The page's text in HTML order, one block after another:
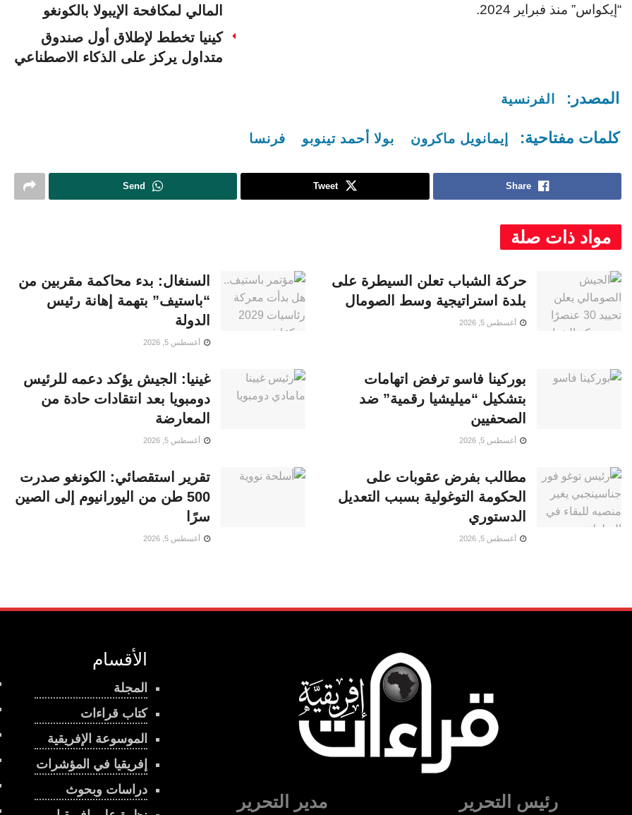
المالي لمكافحة الإيبولا بالكونغو
كينيا تخطط لإطلاق أول صندوق
متداول يركز على الذكاء الاصطناعي
“إيكواس” منذ فبراير 2024.
المصدر: الفرنسية
كلمات مفتاحية: إيمانويل ماكرون بولا أحمد تينوبو فرنسا
Share
Tweet
Send
مواد ذات صلة
حركة الشباب تعلن السيطرة على
بلدة استراتيجية وسط الصومال
أغسطس 5, 2026
السنغال: بدء محاكمة مقربين من
“باستيف” بتهمة إهانة رئيس
الدولة
أغسطس 5, 2026
بوركينا فاسو ترفض اتهامات
بتشكيل “ميليشيا رقمية” ضد
الصحفيين
أغسطس 5, 2026
غينيا: الجيش يؤكد دعمه للرئيس
دومبويا بعد انتقادات حادة من
المعارضة
أغسطس 5, 2026
مطالب بفرض عقوبات على
الحكومة التوغولية بسبب التعديل
الدستوري
أغسطس 5, 2026
تقرير استقصائي: الكونغو صدرت
500 طن من اليورانيوم إلى الصين
سرًا
أغسطس 5, 2026
الأقسام
المجلة
كتاب قراءات
الموسوعة الإفريقية
إفريقيا في المؤشرات
دراسات وبحوث
رئيس التحرير مدير التحرير